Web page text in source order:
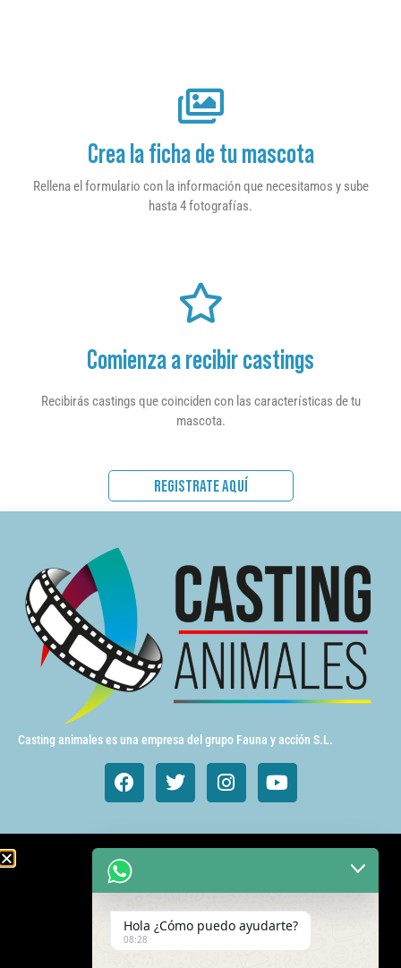
Crea la ficha de tu mascota
Rellena el formulario con la información que necesitamos y sube
hasta 4 fotografías.
Comienza a recibir castings
Recibirás castings que coinciden con las características de tu
mascota.
REGISTRATE AQUÍ
Casting animales es una empresa del grupo Fauna y acción S.L.
Animales de cine y TV
Gatos
Mamímeros Exóticos
Hola ¿Cómo puedo ayudarte?
08:28